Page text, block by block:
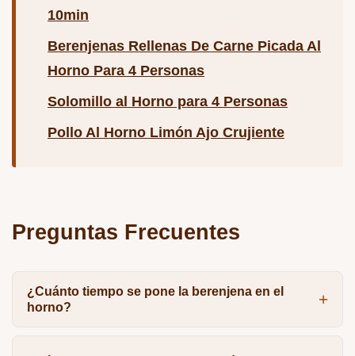
10min
Berenjenas Rellenas De Carne Picada Al
Horno Para 4 Personas
Solomillo al Horno para 4 Personas
Pollo Al Horno Limón Ajo Crujiente
Preguntas Frecuentes
¿Cuánto tiempo se pone la berenjena en el
horno?